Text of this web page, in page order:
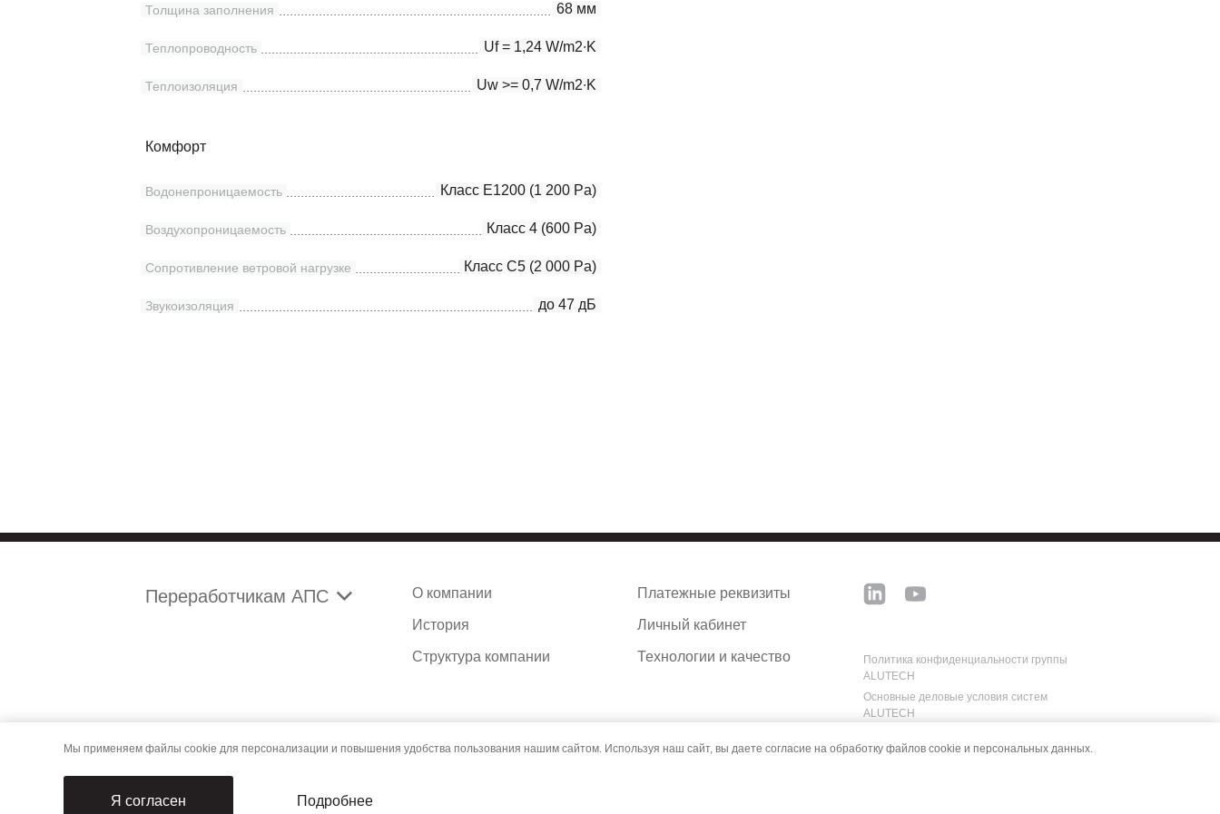
68 мм
Толщина заполнения
Uf = 1,24 W/m2∙K
Теплопроводность
Uw >= 0,7 W/m2∙K
Теплоизоляция
Комфорт
Класс E1200 (1 200 Pa)
Водонепроницаемость
Класс 4 (600 Pa)
Воздухопроницаемость
Класс C5 (2 000 Pa)
Сопротивление ветровой нагрузке
до 47 дБ
Звукоизоляция
Переработчикам АПС О компании
История
Структура компании
Платежные реквизиты
Личный кабинет
Технологии и качество
Политика конфиденциальности группы
ALUTECH
Основные деловые условия систем
ALUTECH
Мы применяем файлы cookie для персонализации и повышения удобства пользования нашим сайтом. Используя наш сайт, вы даете согласие на обработку файлов cookie и персональных данных.
Я согласен Подробнее